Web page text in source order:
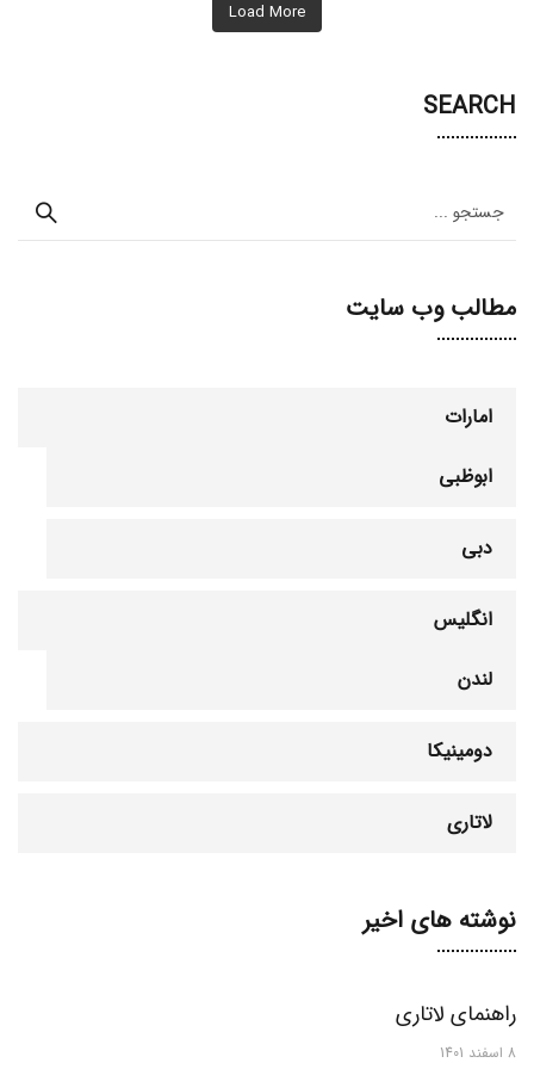
Load More
SEARCH
مطالب وب سایت
امارات
ابوظبی
دبی
انگلیس
لندن
دومینیکا
لاتاری
نوشته های اخیر
راهنمای لاتاری
8 اسفند 1401